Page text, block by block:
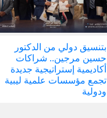
بتنسيق دولي من الدكتور
حسين مرجين.. شراكات
أكاديمية إستراتيجية جديدة
تجمع مؤسسات علمية ليبية
ودولية